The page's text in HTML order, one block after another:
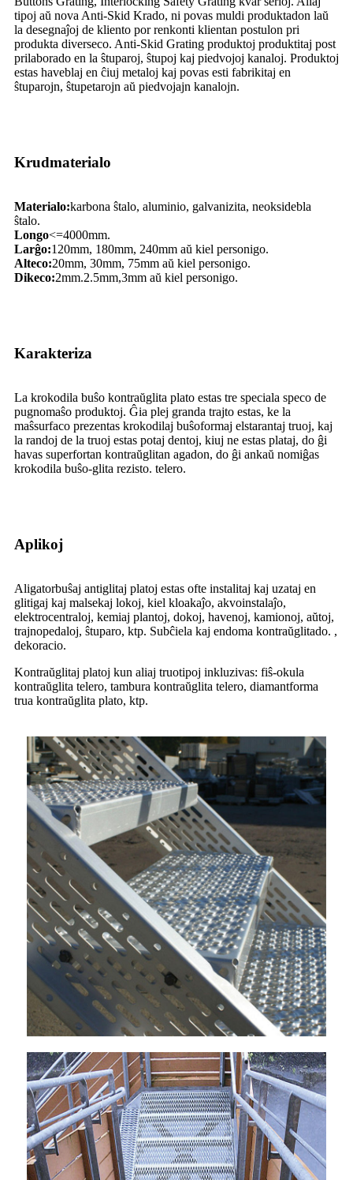
tipoj aŭ nova Anti-Skid Krado, ni povas muldi produktadon laŭ
la desegnaĵoj de kliento por renkonti klientan postulon pri
produkta diverseco. Anti-Skid Grating produktoj produktitaj post
prilaborado en la ŝtuparoj, ŝtupoj kaj piedvojoj kanaloj. Produktoj
estas haveblaj en ĉiuj metaloj kaj povas esti fabrikitaj en
ŝtuparojn, ŝtupetarojn aŭ piedvojajn kanalojn.
Krudmaterialo
Materialo:karbona ŝtalo, aluminio, galvanizita, neoksidebla
ŝtalo.
Longo<=4000mm.
Larĝo:120mm, 180mm, 240mm aŭ kiel personigo.
Alteco:20mm, 30mm, 75mm aŭ kiel personigo.
Dikeco:2mm.2.5mm,3mm aŭ kiel personigo.
Karakteriza
La krokodila buŝo kontraŭglita plato estas tre speciala speco de
pugnomaŝo produktoj. Ĝia plej granda trajto estas, ke la
maŝsurfaco prezentas krokodilaj buŝoformaj elstarantaj truoj, kaj
la randoj de la truoj estas potaj dentoj, kiuj ne estas plataj, do ĝi
havas superfortan kontraŭglitan agadon, do ĝi ankaŭ nomiĝas
krokodila buŝo-glita rezisto. telero.
Aplikoj
Aligatorbuŝaj antiglitaj platoj estas ofte instalitaj kaj uzataj en
glitigaj kaj malsekaj lokoj, kiel kloakaĵo, akvoinstalaĵo,
elektrocentraloj, kemiaj plantoj, dokoj, havenoj, kamionoj, aŭtoj,
trajnopedaloj, ŝtuparo, ktp. Subĉiela kaj endoma kontraŭglitado. ,
dekoracio.
Kontraŭglitaj platoj kun aliaj truotipoj inkluzivas: fiŝ-okula
kontraŭglita telero, tambura kontraŭglita telero, diamantforma
trua kontraŭglita plato, ktp.